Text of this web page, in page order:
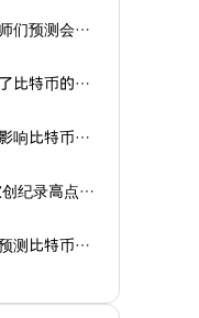
们预测会在
比特币的主
响比特币的
纪录高点的
测比特币的